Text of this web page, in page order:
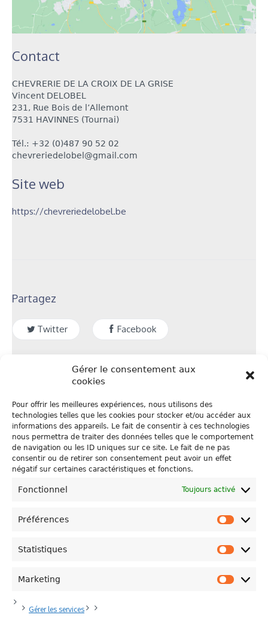
Gérer le consentement aux
cookies
Pour offrir les meilleures expériences, nous utilisons des
technologies telles que les cookies pour stocker et/ou accéder aux
informations des appareils. Le fait de consentir à ces technologies
nous permettra de traiter des données telles que le comportement
de navigation ou les ID uniques sur ce site. Le fait de ne pas
consentir ou de retirer son consentement peut avoir un effet
négatif sur certaines caractéristiques et fonctions.
Fonctionnel Toujours activé
Préférences
Statistiques
Marketing
Gérer les services
Contact
CHEVRERIE DE LA CROIX DE LA GRISE
Vincent DELOBEL
231, Rue Bois de l’Allemont
7531 HAVINNES (Tournai)
Tél.: +32 (0)487 90 52 02
chevreriedelobel@gmail.com
Site web
https://chevreriedelobel.be
Partagez
Twitter Facebook
COPROSAIN FÊTE LES PRODUCTEURS LOCAUX À
L’OCCASION DE LA FÊTE NATIONALE
LA FERME DU BUIS
Politique de Confidentialité Contacts
Province de Hainaut